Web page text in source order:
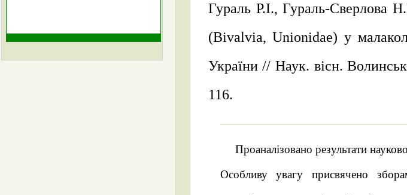
Гураль Р.І., Гураль-Сверлова
(Bivalvia, Unionidae) у
України // Наук. вісн.
116.
Проаналізовано результати
Особливу увагу присвячено